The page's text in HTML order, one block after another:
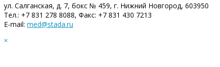
ул. Салганская, д. 7, бокс № 459, г. Нижний Новгород, 603950
Тел.: +7 831 278 8088, Факс: +7 831 430 7213
E-mail: med@stada.ru
×